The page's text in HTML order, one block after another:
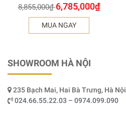
8,855,000₫ 6,785,000₫
MUA NGAY
SHOWROOM HÀ NỘI
235 Bạch Mai, Hai Bà Trưng, Hà Nội
024.66.55.22.03 – 0974.099.090